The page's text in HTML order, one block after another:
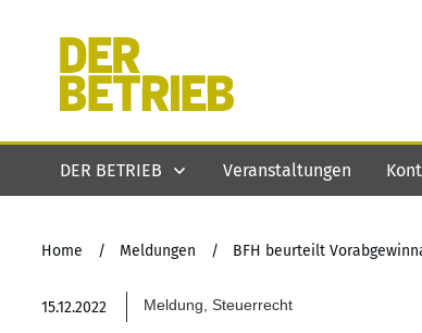
DER BETRIEB Veranstaltungen
Home / Meldungen / BFH beurteilt
15.12.2022 Meldung, Steuerrecht